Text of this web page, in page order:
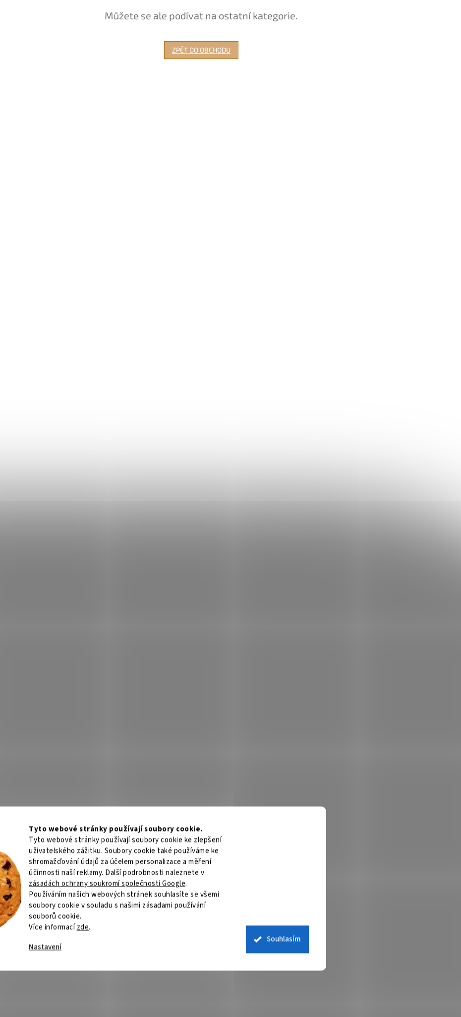
Tyto webové stránky používají soubory cookie.
Tyto webové stránky používají soubory cookie ke zlepšení
uživatelského zážitku. Soubory cookie také používáme ke
shromažďování údajů za účelem personalizace a měření
účinnosti naší reklamy. Další podrobnosti naleznete v
zásadách ochrany soukromí společnosti Google.
Používáním našich webových stránek souhlasíte se všemi
soubory cookie v souladu s našimi zásadami používání
souborů cookie.
Více informacízde.
Nastavení
Souhlasím
Můžete se ale podívat na ostatní kategorie.
ZPĚT DO OBCHODU